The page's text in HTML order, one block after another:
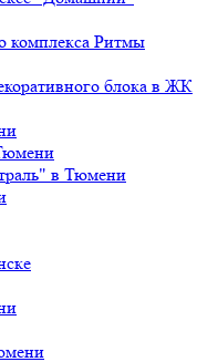
комплекса Ритмы
блока в ЖК
в Тюмени